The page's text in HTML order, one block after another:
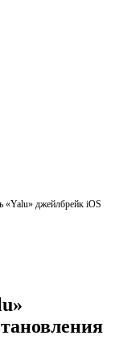
«Yalu» джейлбрейк iOS